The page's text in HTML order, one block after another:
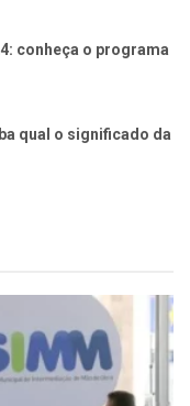
conheça o programa
qual o significado da